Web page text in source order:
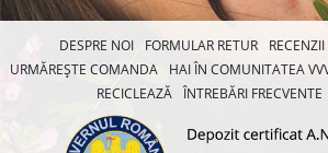
DESPRE NOI FORMULAR RETUR
URMĂREȘTE COMANDA
HAI ÎN COMUNITATEA
RECICLEAZĂ ÎNTREBĂRI FRECVENTE